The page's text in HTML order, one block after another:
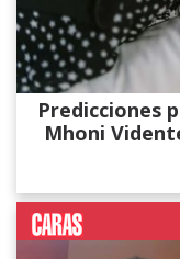
Predicciones
Mhoni